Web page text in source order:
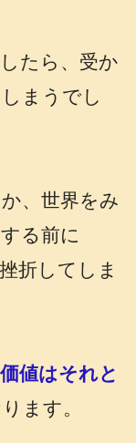
たら、受か
まうでし
、世界をみ
る前に
折してしま
値はそれと
ます。